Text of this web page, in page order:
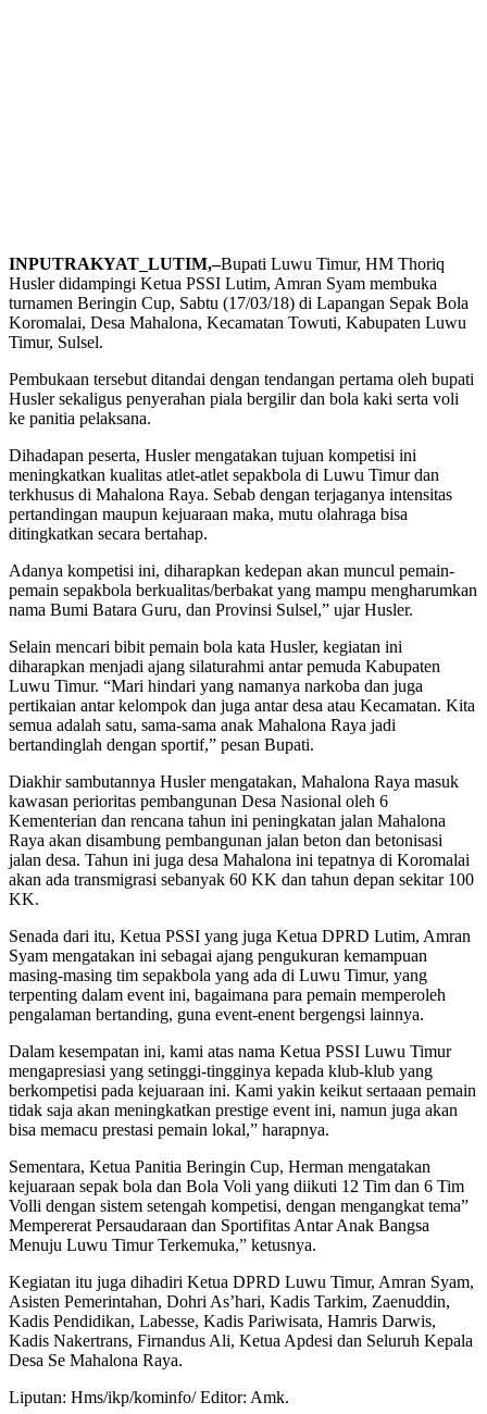
INPUTRAKYAT_LUTIM,–Bupati Luwu Timur, HM Thoriq
Husler didampingi Ketua PSSI Lutim, Amran Syam membuka
turnamen Beringin Cup, Sabtu (17/03/18) di Lapangan Sepak Bola
Koromalai, Desa Mahalona, Kecamatan Towuti, Kabupaten Luwu
Timur, Sulsel.
Pembukaan tersebut ditandai dengan tendangan pertama oleh bupati
Husler sekaligus penyerahan piala bergilir dan bola kaki serta voli
ke panitia pelaksana.
Dihadapan peserta, Husler mengatakan tujuan kompetisi ini
meningkatkan kualitas atlet-atlet sepakbola di Luwu Timur dan
terkhusus di Mahalona Raya. Sebab dengan terjaganya intensitas
pertandingan maupun kejuaraan maka, mutu olahraga bisa
ditingkatkan secara bertahap.
Adanya kompetisi ini, diharapkan kedepan akan muncul pemain-
pemain sepakbola berkualitas/berbakat yang mampu mengharumkan
nama Bumi Batara Guru, dan Provinsi Sulsel,” ujar Husler.
Selain mencari bibit pemain bola kata Husler, kegiatan ini
diharapkan menjadi ajang silaturahmi antar pemuda Kabupaten
Luwu Timur. “Mari hindari yang namanya narkoba dan juga
pertikaian antar kelompok dan juga antar desa atau Kecamatan. Kita
semua adalah satu, sama-sama anak Mahalona Raya jadi
bertandinglah dengan sportif,” pesan Bupati.
Diakhir sambutannya Husler mengatakan, Mahalona Raya masuk
kawasan perioritas pembangunan Desa Nasional oleh 6
Kementerian dan rencana tahun ini peningkatan jalan Mahalona
Raya akan disambung pembangunan jalan beton dan betonisasi
jalan desa. Tahun ini juga desa Mahalona ini tepatnya di Koromalai
akan ada transmigrasi sebanyak 60 KK dan tahun depan sekitar 100
KK.
Senada dari itu, Ketua PSSI yang juga Ketua DPRD Lutim, Amran
Syam mengatakan ini sebagai ajang pengukuran kemampuan
masing-masing tim sepakbola yang ada di Luwu Timur, yang
terpenting dalam event ini, bagaimana para pemain memperoleh
pengalaman bertanding, guna event-enent bergengsi lainnya.
Dalam kesempatan ini, kami atas nama Ketua PSSI Luwu Timur
mengapresiasi yang setinggi-tingginya kepada klub-klub yang
berkompetisi pada kejuaraan ini. Kami yakin keikut sertaaan pemain
tidak saja akan meningkatkan prestige event ini, namun juga akan
bisa memacu prestasi pemain lokal,” harapnya.
Sementara, Ketua Panitia Beringin Cup, Herman mengatakan
kejuaraan sepak bola dan Bola Voli yang diikuti 12 Tim dan 6 Tim
Volli dengan sistem setengah kompetisi, dengan mengangkat tema”
Mempererat Persaudaraan dan Sportifitas Antar Anak Bangsa
Menuju Luwu Timur Terkemuka,” ketusnya.
Kegiatan itu juga dihadiri Ketua DPRD Luwu Timur, Amran Syam,
Asisten Pemerintahan, Dohri As’hari, Kadis Tarkim, Zaenuddin,
Kadis Pendidikan, Labesse, Kadis Pariwisata, Hamris Darwis,
Kadis Nakertrans, Firnandus Ali, Ketua Apdesi dan Seluruh Kepala
Desa Se Mahalona Raya.
Liputan: Hms/ikp/kominfo/ Editor: Amk.